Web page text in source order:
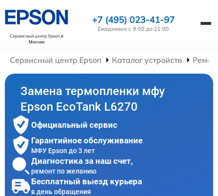
Сервисный центр Epsonв
Москве
+7 (495) 023-41-97
Ежедневно с 9:00 до 21:00
Сервисный центр Epson Каталог устройств
Замена термопленки мфу
Epson EcoTank L6270
Официальный сервис
Гарантийное обслуживание
МФУ Epson до 3 лет
Диагностика за наш счет,
ремонт по желанию
Бесплатный выезд курьера
в день обращения